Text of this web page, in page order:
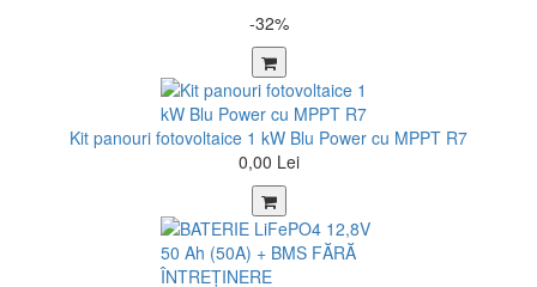
-32%
Kit panouri fotovoltaice 1 kW Blu Power cu MPPT R7
0,00 Lei